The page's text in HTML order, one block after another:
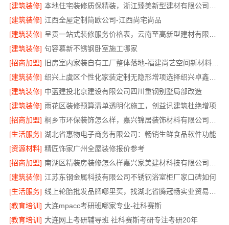
[建筑装修]
[建筑装修] 江西全屋定制简欧公司-江西尚宅尚品
[建筑装修]
[建筑装修] 句容慕新不锈钢卧室施工哪家
[招商加盟]
旧房室内家装自有工厂整体落地-福建尚艺空间新材料科技有限公司
[建筑装修]
[建筑装修] 中蓝建投北京建设有限公司四川重钢别墅局部改造
[建筑装修] 雨花区装修预算清单透明化施工，创益讯建筑杜绝增项
[招商加盟]
[生活服务] 湖北省惠物电子商务有限公司：畅销生鲜食品软件功能
[资源材料] 精匠饰家广州全屋装修报价参考
[招商加盟]
[建筑装修] 江苏东钢金属科技有限公司不锈钢浴室柜厂家口碑如何
[生活服务]
[教育培训] 大连mpacc考研班哪家专业-社科赛斯
[教育培训] 大连网上考研辅导班 社科赛斯考研专注考研20年